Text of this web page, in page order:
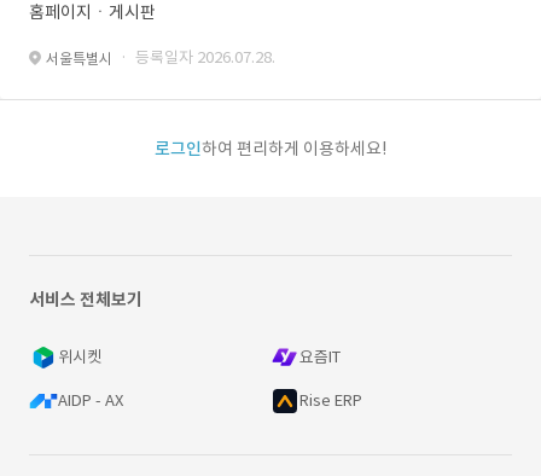
홈페이지ㆍ게시판
서울특별시 · 등록일자 2026.07.28.
로그인하여 편리하게 이용하세요!
서비스 전체보기
위시켓 요즘IT
AIDP - AX Rise ERP